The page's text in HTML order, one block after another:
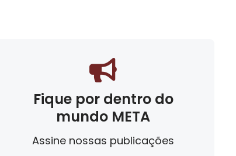
Fique por dentro do
mundo META
Assine nossas publicações